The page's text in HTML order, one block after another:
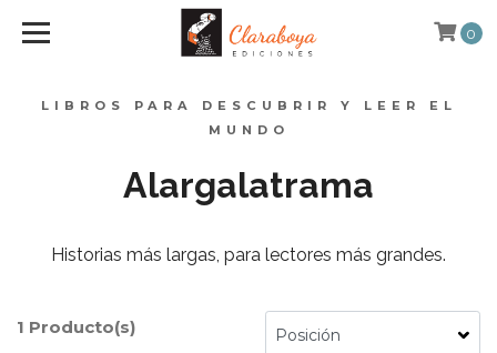
LIBROS PARA DESCUBRIR Y LEER EL
MUNDO
0
Alargalatrama
Historias más largas, para lectores más grandes.
1 Producto(s)